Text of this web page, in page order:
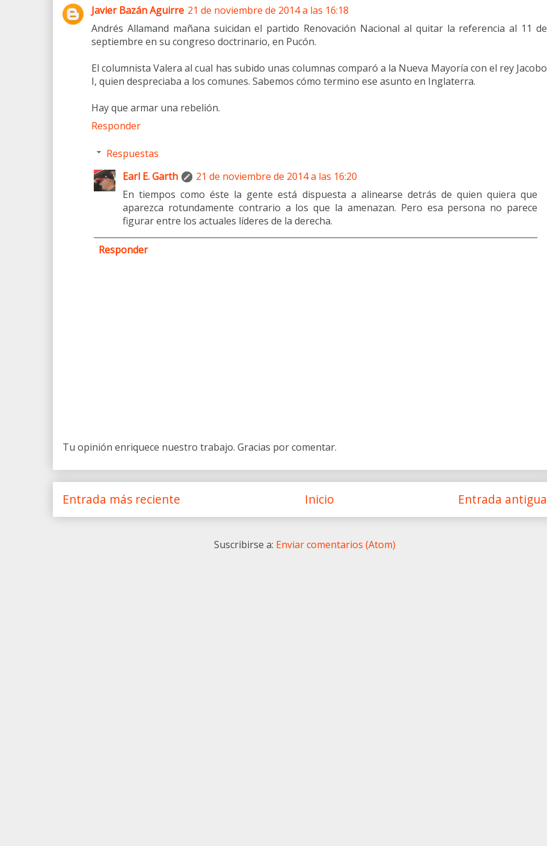
Javier Bazán Aguirre 21 de noviembre de 2014 a las 16:18
Andrés Allamand mañana suicidan el partido Renovación Nacional al quitar la referencia al 11 de
septiembre en su congreso doctrinario, en Pucón.
El columnista Valera al cual has subido unas columnas comparó a la Nueva Mayoría con el rey Jacobo
I, quien despreciaba a los comunes. Sabemos cómo termino ese asunto en Inglaterra.
Hay que armar una rebelión.
Responder
Respuestas
Earl E. Garth
21 de noviembre de 2014 a las 16:20
En tiempos como éste la gente está dispuesta a alinearse detrás de quien quiera que
aparezca rotundamente contrario a los que la amenazan. Pero esa persona no parece
figurar entre los actuales líderes de la derecha.
Responder
Tu opinión enriquece nuestro trabajo. Gracias por comentar.
Entrada más reciente Entrada antigua
Inicio
Suscribirse a: Enviar comentarios (Atom)